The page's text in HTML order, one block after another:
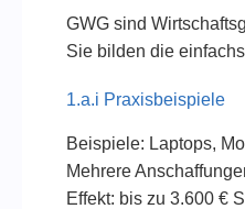
GWG sind
Sie bilden die
1.a.i Praxisbeispiele
Beispiele: Laptops,
Mehrere
Effekt: bis zu 3.600 €